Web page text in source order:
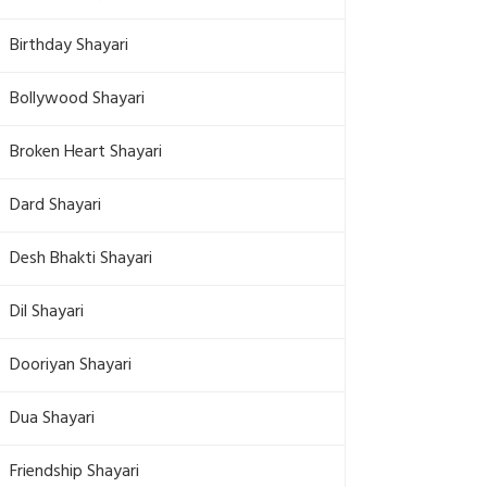
Birthday Shayari
Bollywood Shayari
Broken Heart Shayari
Dard Shayari
Desh Bhakti Shayari
Dil Shayari
Dooriyan Shayari
Dua Shayari
Friendship Shayari